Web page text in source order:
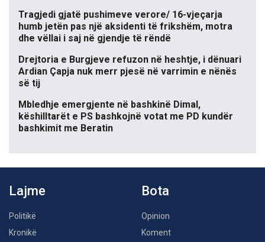
Tragjedi gjatë pushimeve verore/ 16-vjeçarja
humb jetën pas një aksidenti të frikshëm, motra
dhe vëllai i saj në gjendje të rëndë
Drejtoria e Burgjeve refuzon në heshtje, i dënuari
Ardian Çapja nuk merr pjesë në varrimin e nënës
së tij
Mbledhje emergjente në bashkinë Dimal,
këshilltarët e PS bashkojnë votat me PD kundër
bashkimit me Beratin
Lajme
Politikë
Kronikë
Bota
Opinion
Koment